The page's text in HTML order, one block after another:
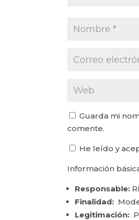
Guarda mi
comente.
He leído y
Información
Responsable:
Finalidad:
Legitimación: